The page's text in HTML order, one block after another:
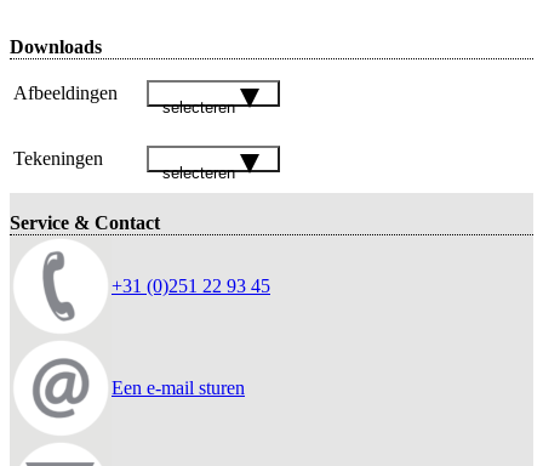
Downloads
Afbeeldingen
selecteren
Tekeningen
selecteren
Service & Contact
+31 (0)251 22 93 45
Een e-mail sturen